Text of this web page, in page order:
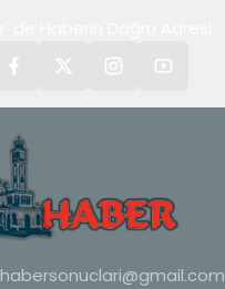
habersonuclari@gmail.com